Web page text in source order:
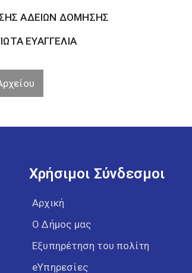
ΑΔΕΙΩΝ ΔΟΜΗΣΗΣ
ΕΥΑΓΓΕΛΙΑ
Χρήσιμοι Σύνδεσμοι
Αρχική
Ο Δήμος μας
Εξυπηρέτηση του πολίτη
eΥπηρεσίες